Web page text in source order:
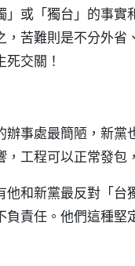
」或「獨台」的事
，苦難則是不分外
交關！
事處最簡陋，新
工程可以正常發包
和新黨最反對「
負責任。他們這種